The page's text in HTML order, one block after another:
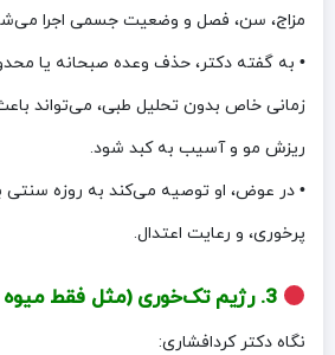
مزاج، سن، فصل و وضعیت جسمی اجرا
• به گفته دکتر، حذف وعده صبحانه یا
زمانی خاص بدون تحلیل طبی، می‌تواند
ریزش مو و آسیب به کبد شود.
• در عوض، او توصیه می‌کند به روزه سنتی با
پرخوری، و رعایت اعتدال.
3. رژیم تک‌خوری (مثل فقط میوه یا فقط سوپ)
نگاه دکتر کردافشاری: